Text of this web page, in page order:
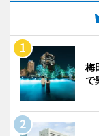
梅
で